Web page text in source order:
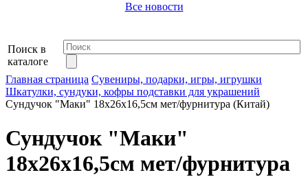
Все новости
Поиск в
каталоге
Главная страница Сувениры, подарки, игры, игрушки
Шкатулки, сундуки, кофры подставки для украшений
Сундучок "Маки" 18х26х16,5см мет/фурнитура (Китай)
Сундучок "Маки"
18х26х16,5см мет/фурнитура